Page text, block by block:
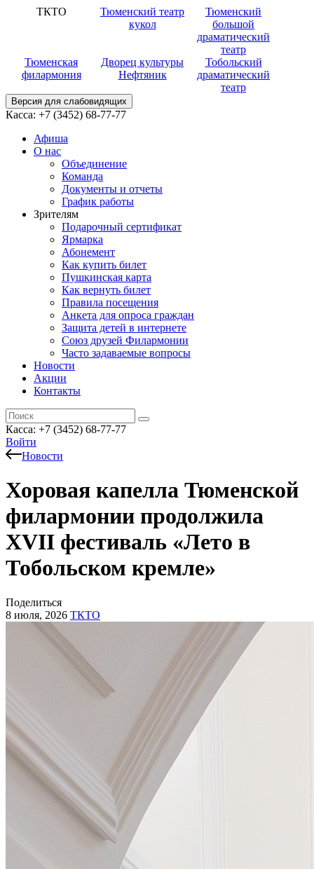
ТКТО
Тюменский театр
кукол
Тюменский
большой
драматический
театр
Тюменская
филармония
Дворец культуры
Нефтяник
Тобольский
драматический
театр
Версия для слабовидящих
Касса: +7 (3452) 68-77-77
Афиша
О нас
Объединение
Команда
Документы и отчеты
График работы
Зрителям
Подарочный сертификат
Ярмарка
Абонемент
Как купить билет
Пушкинская карта
Как вернуть билет
Правила посещения
Анкета для опроса граждан
Защита детей в интернете
Союз друзей Филармонии
Часто задаваемые вопросы
Новости
Акции
Контакты
Касса: +7 (3452) 68-77-77
Войти
Новости
Хоровая капелла Тюменской
филармонии продолжила
XVII фестиваль «Лето в
Тобольском кремле»
Поделиться
8 июля, 2026 ТКТО